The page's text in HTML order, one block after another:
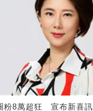
粉8萬超狂 宣布新喜訊